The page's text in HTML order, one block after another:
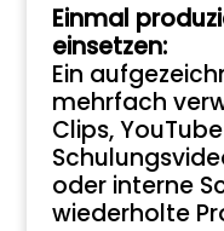
Einmal
einsetzen:
Ein
mehrfach
Clips,
oder interne
wiederholte